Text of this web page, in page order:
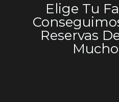
Elige Tu
Reservas
Mucho